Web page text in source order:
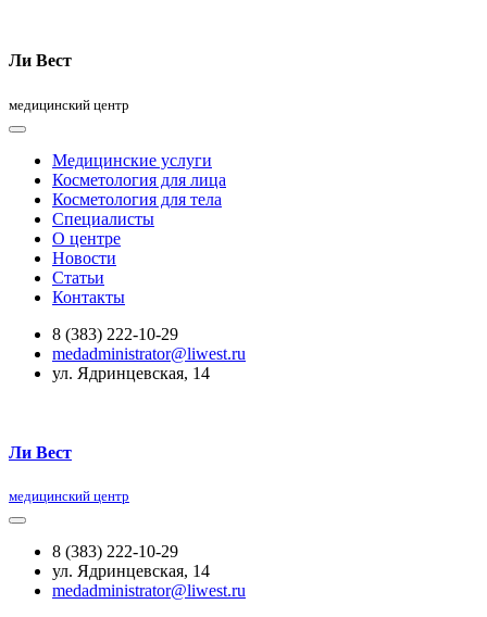
Ли Вест
медицинский центр
Медицинские услуги
Косметология для лица
Косметология для тела
Специалисты
О центре
Новости
Статьи
Контакты
8 (383) 222-10-29
medadministrator@liwest.ru
ул. Ядринцевская, 14
Ли Вест
медицинский центр
8 (383) 222-10-29
ул. Ядринцевская, 14
medadministrator@liwest.ru